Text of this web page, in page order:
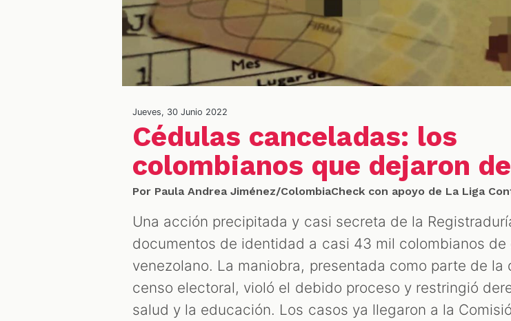
Jueves, 30 Junio 2022
Cédulas canceladas: los
colombianos que dejaron
Por Paula Andrea Jiménez/ColombiaCheck con apoyo de La Liga
Una acción precipitada y casi secreta de la
documentos de identidad a casi 43 mil colombianos de
venezolano. La maniobra, presentada como parte de la
censo electoral, violó el debido proceso y restringió
salud y la educación. Los casos ya llegaron a la